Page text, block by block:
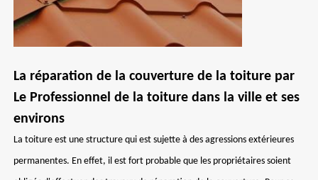
La réparation de la couverture de la toiture par
Le Professionnel de la toiture dans la ville et ses
environs
La toiture est une structure qui est sujette à des agressions extérieures
permanentes. En effet, il est fort probable que les propriétaires soient